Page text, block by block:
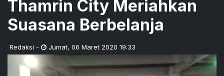
Thamrin City Meriahkan
Suasana Berbelanja
Redaksi - Jumat, 06 Maret 2020 19:33